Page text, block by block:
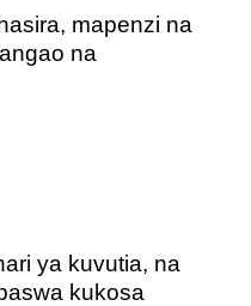
mapenzi na
na
ya kuvutia, na
kukosa